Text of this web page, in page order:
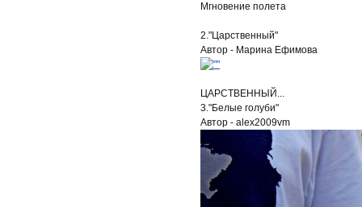
Мгновение полета
2."Царственный"
Автор - Марина Ефимова
ЦАРСТВЕННЫЙ...
3."Белые голуби"
Автор - alex2009vm